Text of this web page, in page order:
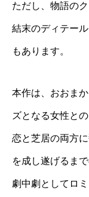
ただし、物語の
結末のディテー
もあります。
本作は、おおま
ズとなる女性と
恋と芝居の両方
を成し遂げるまで
劇中劇としてロ